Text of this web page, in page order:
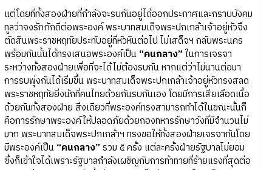
แต่โดยที่ทั้งสองฝ่ายที่กำลังจะรบกันอยู่ได้ออกประกาศและกราบบังคม
ทูลว่าจงรักภักดีต่อพระองค์ พระบาทสมเด็จพระปกเกล้าเจ้าอยู่หัวจึง
ตัดสินพระราชหฤทัยประทับอยู่ที่หัวหินต่อไป ไม่เสด็จฯ กลับพระนคร
พร้อมกันนั้นได้ทรงเสนอพระองค์เป็น “คนกลาง” ในการเจรจา
ระหว่างทั้งสองฝ่ายเพื่อที่จะได้ไม่ต้องรบกัน หากแต่ว่าไม่นานต่อมา
การรบพุ่งกันได้เริ่มขึ้น พระบาทสมเด็จพระปกเกล้าเจ้าอยู่หัวทรงสลด
พระราชหฤทัยยิ่งนักที่คนไทยด้วยกันรบกันเอง โดยมีการเสียเลือดเนื้อ
ด้วยกันทั้งสองฝ่าย สิ่งเดียวที่พระองค์ทรงสามารถทำได้ในขณะนั้นก็
คือการรักษาพระองค์ให้ปลอดภัยด้วยกองทหารรักษาวังที่มีจำนวนไม่
มาก พระบาทสมเด็จพระปกเกล้าฯ ทรงขอให้ทั้งสองฝ่ายเจรจากันโดย
มีพระองค์เป็น “คนกลาง” รวม ๕ ครั้ง แต่ละครั้งฝ่ายรัฐบาลไม่ยอม
ซึ่งก็เข้าใจได้เพราะรัฐบาลกำลังเผชิญกับการท้าทายที่ร้ายแรงที่สุดต่อ